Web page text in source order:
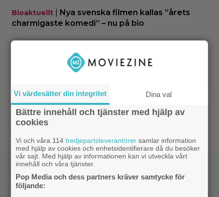
Bioaktuellt
Nya svenska filmen kallas ”årets
charmigaste komedi” – nu på bio
– ”The Dark Knight” på plats 3
läste manus till ”The Odyssey”
Trailers|Ny trailer till ”Ramayana” visar upp
nästa maffiga fantasyfilm från Indien
Vi värdesätter din integritet Dina val
Bättre innehåll och tjänster med hjälp av
cookies
Vi och våra 114tredjepartsleverantörer samlar information
med hjälp av cookies och enhetsidentifierare då du besöker
vår sajt. Med hjälp av informationen kan vi utveckla vårt
innehåll och våra tjänster.
Pop Media och dess partners kräver samtycke för
följande: